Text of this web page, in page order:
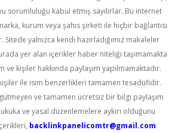
sorumluluğu kabul etmiş sayılırlar. Bu internet
kurum veya şahıs şirketi ile hiçbir bağlantısı
yalnızca kendi hazırladığımız makaleler
yer alan içerikler haber niteliği taşımamakta
ve kişiler hakkında paylaşım yapılmamaktadır.
ile isim benzerlikleri tamamen tesadüfidir.
ve tamamen ücretsiz bir bilgi paylaşım
ve yasal düzenlemelere aykırı olduğunu
backlinkpanelicomtr@gmail.com